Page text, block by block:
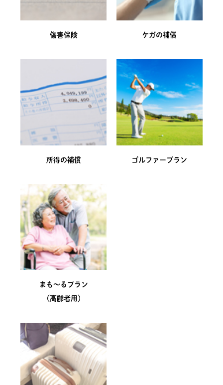
傷害保険 ケガの補償
所得の補償 ゴルファープラン
まも～るプラン
（高齢者用）